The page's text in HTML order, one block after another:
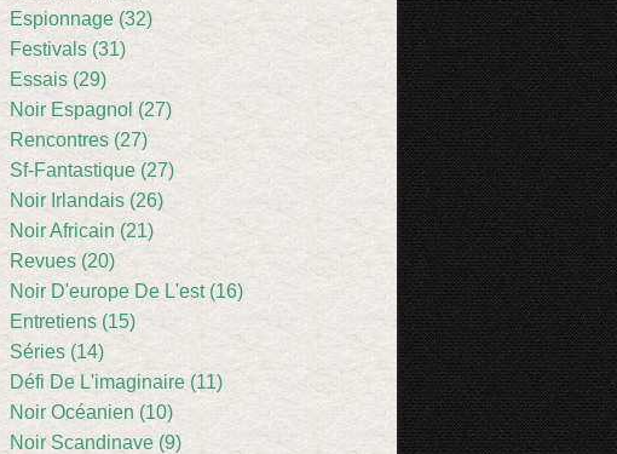
Espionnage (32)
Festivals (31)
Essais (29)
Noir Espagnol (27)
Rencontres (27)
Sf-Fantastique (27)
Noir Irlandais (26)
Noir Africain (21)
Revues (20)
Noir D'europe De L'est (16)
Entretiens (15)
Séries (14)
Défi De L'imaginaire (11)
Noir Océanien (10)
Noir Scandinave (9)